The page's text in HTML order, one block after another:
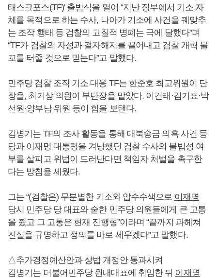
태스크포스(TF)' 출범식을 열어 “지난 정부에서 기소 자
체를 목적으로 하는 수사, 나아가 기소에 사건을 꿰맞추
는 조작 행태 등 검찰의 고질적 병폐는 극에 달했다”며
“TF가 검찰의 자성과 결자해지를 끌어내고 검찰 개혁 물
꼬를 터줄 것으로 믿는다”고 말했다.
민주당 검찰 조작 기소 대응 TF는 한준호 최고위원이 단
장을, 최기상 의원이 부단장을 맡았다. 이건태·김기표·박
선원·양부남 위원 등이 힘을 보탠다.
김병기는 TF의 조사 활동을 통해 대북송금 의혹 사건 등
당과 이재명 대통령을 겨냥했던 검찰 수사의 불법성 여
부를 살피고 위법이 드러난다면 책임자 처벌을 촉구한
다는 방침을 세웠다.
그는 “(검찰은) 무분별한 기소와 압수수색으로 이재명
당시 민주당 당 대표와 숱한 민주당 의원들에게 큰 고통
을 줬고 그 고통은 현재 진행형”이라며 “끝까지 파헤쳐
진실을 규명하고 정의를 바로 세우겠다”고 말했다.
△추가경정예산안과 상법 개정안 통과시켜
김병기는 더불어민주당 원내대표에 취임한 뒤 이재명